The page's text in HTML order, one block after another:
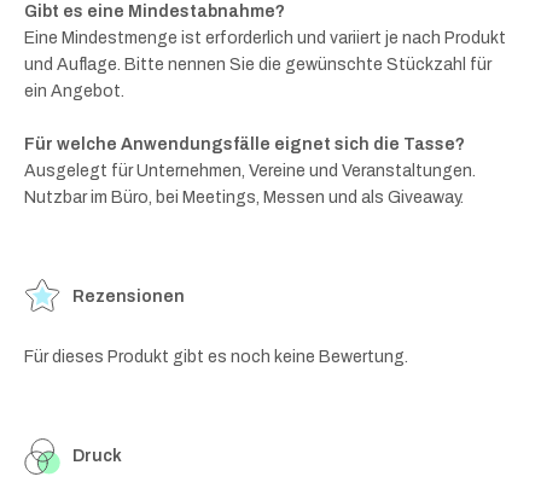
Gibt es eine Mindestabnahme?
Eine Mindestmenge ist erforderlich und variiert je nach Produkt
und Auflage. Bitte nennen Sie die gewünschte Stückzahl für
ein Angebot.
Für welche Anwendungsfälle eignet sich die Tasse?
Ausgelegt für Unternehmen, Vereine und Veranstaltungen.
Nutzbar im Büro, bei Meetings, Messen und als Giveaway.
Rezensionen
Für dieses Produkt gibt es noch keine Bewertung.
Druck